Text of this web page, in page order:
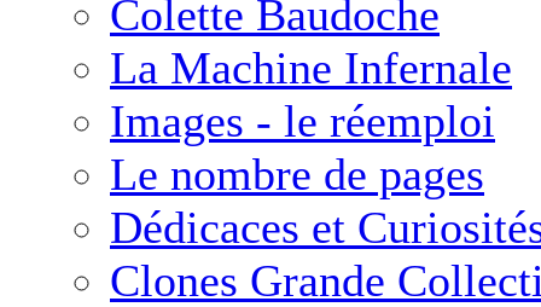
Colette Baudoche
La Machine Infernale
Images - le réemploi
Le nombre de pages
Dédicaces et
Clones Grande